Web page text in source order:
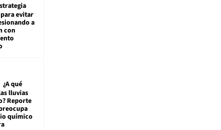
evitar
a
con
¿A qué
lluvias
Reporte
químico